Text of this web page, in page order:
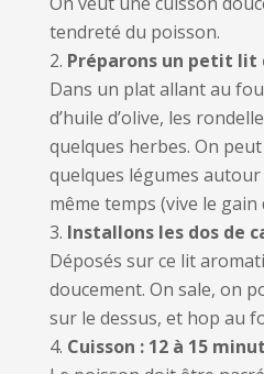
tendreté du poisson.
Préparons un petit lit
Dans un plat allant au
d’huile d’olive, les
quelques herbes. On
quelques légumes
même temps (vive le gain
Installons les dos de
Déposés sur ce lit
doucement. On sale, on
sur le dessus, et hop au
Cuisson : 12 à 15